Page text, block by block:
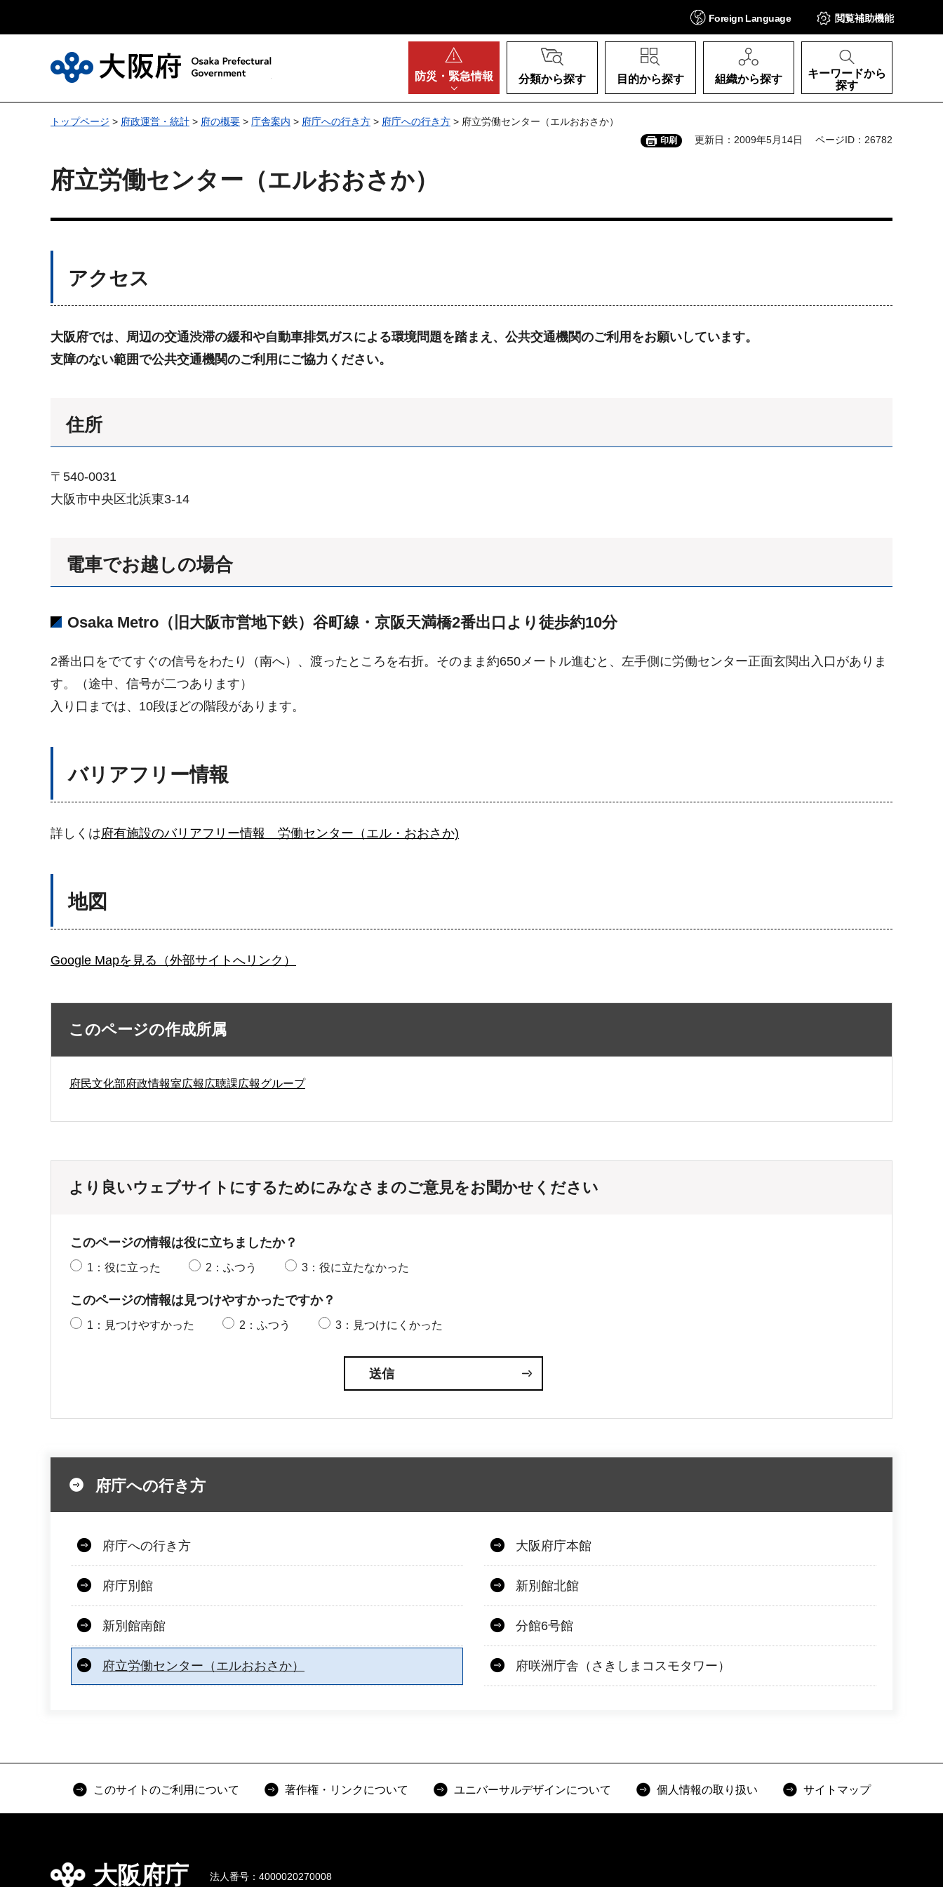
Foreign Language 閲覧補助機能
防災・ 緊急情報 分類から探す 目的から探す 組織から探す
キーワードから
探す
トップページ > 府政運営・統計 > 府の概要 > 庁舎案内 > 府庁への行き方 > 府庁への行き方 > 府立労働センター（エルおおさか）
印刷 更新日：2009年5月14日 ページID：26782
府立労働センター（エルおおさか）
アクセス
大阪府では、周辺の交通渋滞の緩和や自動車排気ガスによる環境問題を踏まえ、公共交通機関のご利用をお願いしています。
支障のない範囲で公共交通機関のご利用にご協力ください。
住所
〒540-0031
大阪市中央区北浜東3-14
電車でお越しの場合
Osaka Metro（旧大阪市営地下鉄）谷町線・京阪天満橋2番出口より徒歩約10分
2番出口をでてすぐの信号をわたり（南へ）、渡ったところを右折。そのまま約650メートル進むと、左手側に労働センター正面玄関出入口がありま
す。（途中、信号が二つあります）
入り口までは、10段ほどの階段があります。
バリアフリー情報
詳しくは府有施設のバリアフリー情報 労働センター（エル・おおさか)
地図
Google Mapを見る（外部サイトへリンク）
このページの作成所属
府民文化部府政情報室広報広聴課広報グループ
より良いウェブサイトにするためにみなさまのご意見をお聞かせください
このページの情報は役に立ちましたか？
1：役に立った 2：ふつう 3：役に立たなかった
このページの情報は見つけやすかったですか？
1：見つけやすかった 2：ふつう 3：見つけにくかった
府庁への行き方
府庁への行き方 大阪府庁本館
府庁別館 新別館北館
新別館南館 分館6号館
府立労働センター（エルおおさか） 府咲洲庁舎（さきしまコスモタワー）
このサイトのご利用について 著作権・リンクについて ユニバーサルデザインについて 個人情報の取り扱い サイトマップ
大阪府庁 法人番号：4000020270008